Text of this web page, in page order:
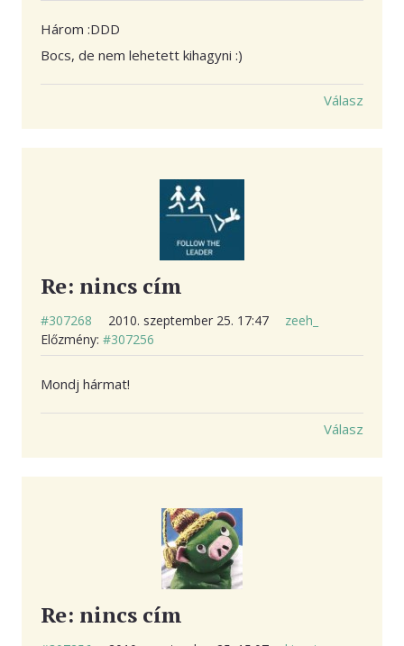
Három :DDD
Bocs, de nem lehetett kihagyni :)
Válasz
Re: nincs cím
#307268 2010. szeptember 25. 17:47
zeeh_
Előzmény: #307256
Mondj hármat!
Válasz
Re: nincs cím